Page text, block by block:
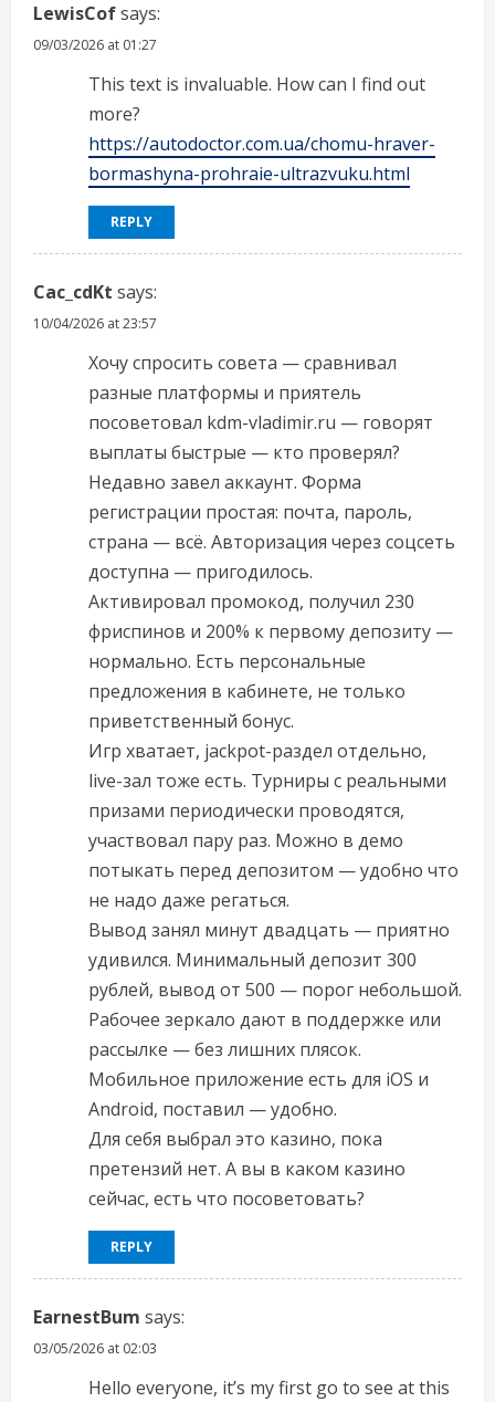
LewisCofsays:
09/03/2026 at 01:27
This text is invaluable. How can I find out
more?
https://autodoctor.com.ua/chomu-hraver-
bormashyna-prohraie-ultrazvuku.html
REPLY
Cac_cdKt says:
10/04/2026 at 23:57
Хочу спросить совета — сравнивал
разные платформы и приятель
посоветовал kdm-vladimir.ru — говорят
выплаты быстрые — кто проверял?
Недавно завел аккаунт. Форма
регистрации простая: почта, пароль,
страна — всё. Авторизация через соцсеть
доступна — пригодилось.
Активировал промокод, получил 230
фриспинов и 200% к первому депозиту —
нормально. Есть персональные
предложения в кабинете, не только
приветственный бонус.
Игр хватает, jackpot-раздел отдельно,
live-зал тоже есть. Турниры с реальными
призами периодически проводятся,
участвовал пару раз. Можно в демо
потыкать перед депозитом — удобно что
не надо даже регаться.
Вывод занял минут двадцать — приятно
удивился. Минимальный депозит 300
рублей, вывод от 500 — порог небольшой.
Рабочее зеркало дают в поддержке или
рассылке — без лишних плясок.
Мобильное приложение есть для iOS и
Android, поставил — удобно.
Для себя выбрал это казино, пока
претензий нет. А вы в каком казино
сейчас, есть что посоветовать?
REPLY
EarnestBum says:
03/05/2026 at 02:03
Hello everyone, it’s my first go to see at this